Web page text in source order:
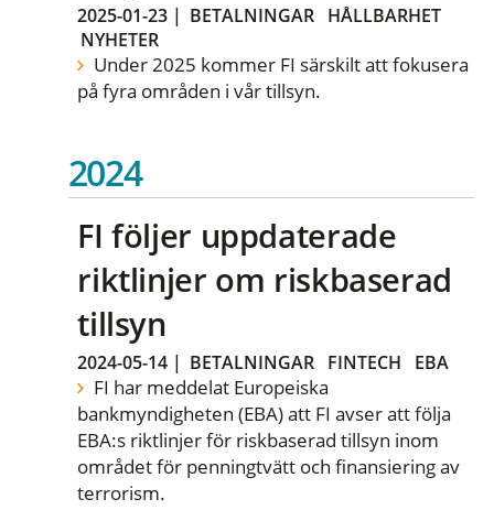
2025-01-23 | BETALNINGAR HÅLLBARHET
NYHETER
Under 2025 kommer FI särskilt att fokusera
på fyra områden i vår tillsyn.
2024
FI följer uppdaterade
riktlinjer om riskbaserad
tillsyn
2024-05-14 | BETALNINGAR FINTECH EBA
FI har meddelat Europeiska
bankmyndigheten (EBA) att FI avser att följa
EBA:s riktlinjer för riskbaserad tillsyn inom
området för penningtvätt och finansiering av
terrorism.